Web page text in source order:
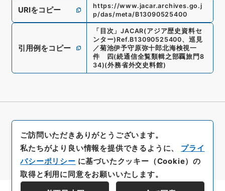
URIをコピー
https://www.jacar.archives.go.j
p/das/meta/B13090525400
引用例をコピー
「 目次 」JACAR(アジア歴史資料セ
ンター) Ref.B13090525400、 巡見
／菊池伊予守原弥十郎北海検視一
件 四 (続通信全覧類輯之部覊旅門8
34)(外務省外交史料館)
ご訪問いただきありがとうございます。
私たちがより良い情報を提供できるように、 プライ
バシーポリシー に基づいたクッキー（Cookie）の
取得と利用に同意をお願いいたします。